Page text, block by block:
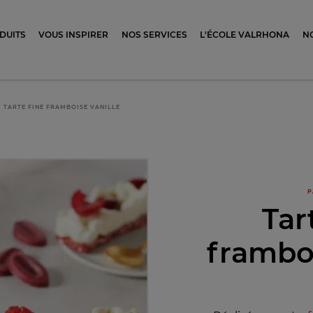
VOUS INSPIRER NOS SERVICES L'ÉCOLE VALRHONA
TARTE FINE FRAMBOISE VANILLE